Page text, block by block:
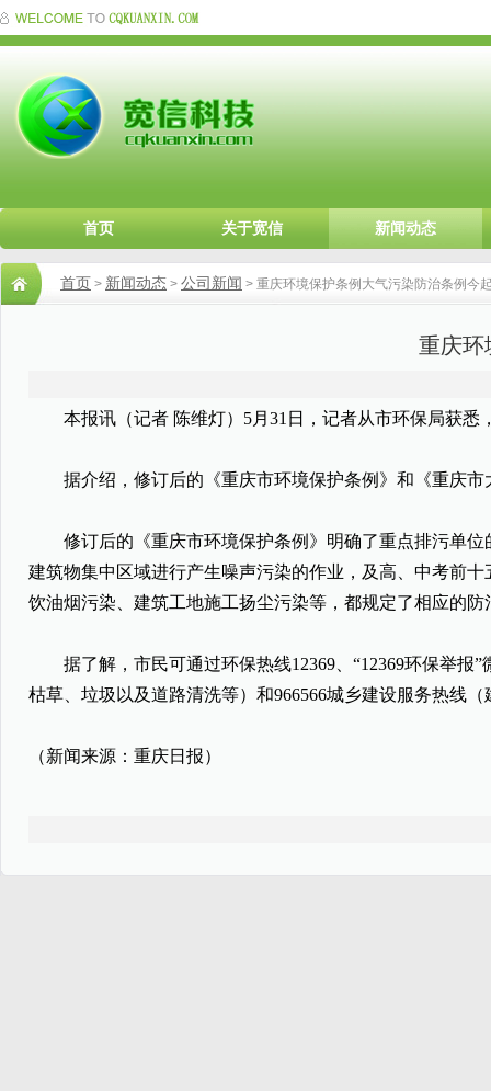
首页 关于宽信 新闻动态
首页 > 新闻动态 > 公司新闻 > 重庆环境保护条例大气污染防治条例今
重庆环
本报讯（记者 陈维灯）5月31日，记者从市环保局获悉
据介绍，修订后的《重庆市环境保护条例》和《重庆市
修订后的《重庆市环境保护条例》明确了重点排污单位
建筑物集中区域进行产生噪声污染的作业，及高、中考前
饮油烟污染、建筑工地施工扬尘污染等，都规定了相应的防
据了解，市民可通过环保热线12369、“12369环保举报”
枯草、垃圾以及道路清洗等）和966566城乡建设服务热线
（新闻来源：重庆日报）